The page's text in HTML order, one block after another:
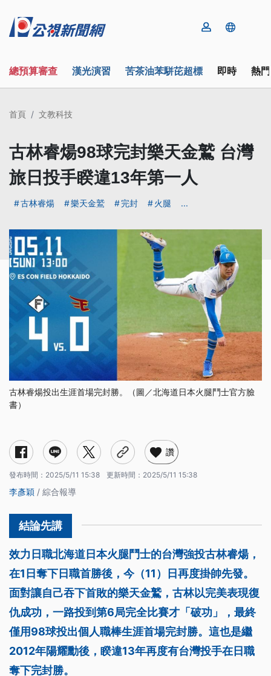
總預算審查 漢光演習 苦茶油苯駢芘超標 即時 熱
首頁 文教科技
古林睿煬98球完封樂天金鷲 台灣
旅日投手睽違13年第一人
古林睿煬 樂天金鷲 完封 火腿 ...
古林睿煬投出生涯首場完封勝。（圖／北海道日本火腿鬥士官方臉
書）
讚
發布時間： 2025/5/11 15:38 更新時間： 2025/5/11 15:38
李彥穎 / 綜合報導
效力日職北海道日本火腿鬥士的台灣強投古林睿煬，
在1日奪下日職首勝後，今（11）日再度掛帥先發。
面對讓自己吞下首敗的樂天金鷲，古林以完美表現復
仇成功，一路投到第6局完全比賽才「破功」，最終
僅用98球投出個人職棒生涯首場完封勝。這也是繼
2012年陽耀勳後，睽違13年再度有台灣投手在日職
奪下完封勝。